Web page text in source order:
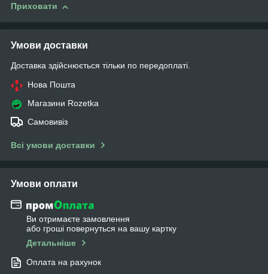
Приховати
Умови доставки
Доставка здійснюється тільки по передоплаті.
Нова Пошта
Магазини Rozetka
Самовивіз
Всі умови доставки
Умови оплати
Ви отримаєте замовлення
або гроші повернуться на вашу картку
Детальніше
Оплата на рахунок